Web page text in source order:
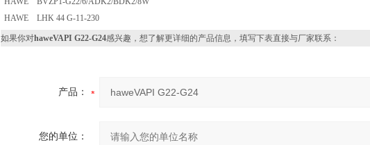
HAWE LHK 44 G-11-230
如果你对haweVAPI G22-G24感兴趣，想了解更详细的产品信息，填写下表直接与厂家联系：
产品：
您的单位：